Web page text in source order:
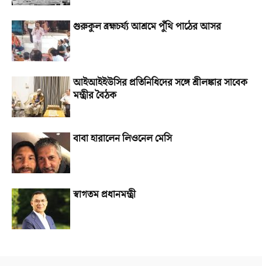
গুরুকুল ব্রহ্মচর্য্য আশ্রমে পুঁথি পাঠের আসর
আইআইইউসির প্রতিনিধিদের সঙ্গে শ্রীলঙ্কার সাবেক
মন্ত্রীর বৈঠক
বাবা হারালেন লিওনেল মেসি
স্বাগতম প্রধানমন্ত্রী